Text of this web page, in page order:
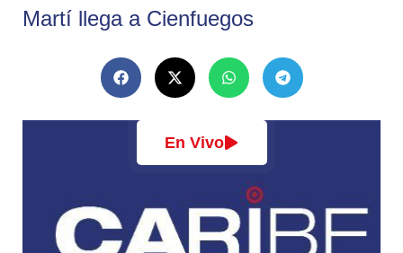
Martí llega a Cienfuegos
En Vivo